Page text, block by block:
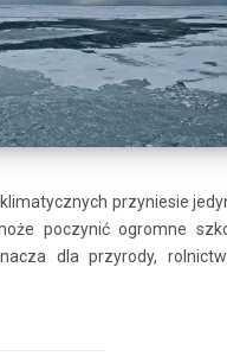
przyniesie
poczynić ogromne
dla przyrody,